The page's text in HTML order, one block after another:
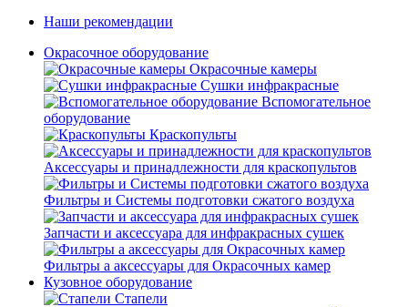
Наши рекомендации
Окрасочное оборудование
Окрасочные камеры
Сушки инфракрасные
Вспомогательное
оборудование
Краскопульты
Аксессуары и принадлежности для краскопультов
Фильтры и Системы подготовки сжатого воздуха
Запчасти и аксессуара для инфракрасных сушек
Фильтры а аксессуары для Окрасочных камер
Кузовное оборудование
Стапели